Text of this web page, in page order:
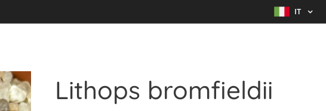
IT
Lithops bromfieldii